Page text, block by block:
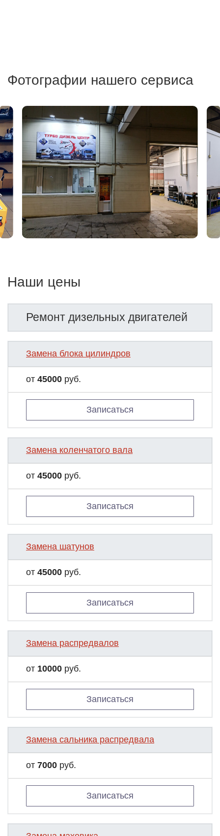
Фотографии нашего сервиса
Наши цены
Ремонт дизельных двигателей
Замена блока цилиндров
от 45000 руб.
Записаться
Замена коленчатого вала
от 45000 руб.
Записаться
Замена шатунов
от 45000 руб.
Записаться
Замена распредвалов
от 10000 руб.
Записаться
Замена сальника распредвала
от 7000 руб.
Записаться